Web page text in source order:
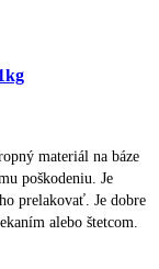
materiál na báze
poškodeniu. Je
prelakovať. Je dobre
alebo štetcom.